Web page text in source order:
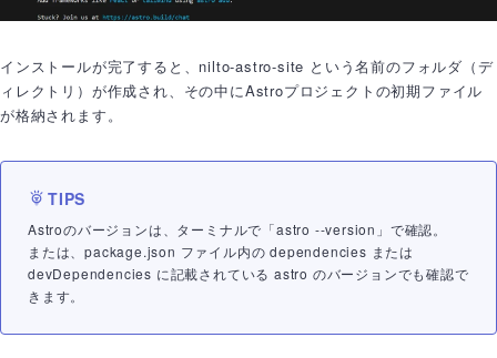
インストールが完了すると、nilto-astro-site という名前のフォルダ（デ
ィレクトリ）が作成され、その中にAstroプロジェクトの初期ファイル
が格納されます。
Astroのバージョンは、ターミナルで「astro --version」で確認。
または、package.json ファイル内の dependencies または
devDependencies に記載されている astro のバージョンでも確認で
きます。